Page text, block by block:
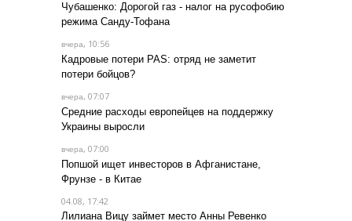
Чубашенко: Дорогой газ - налог на русофобию
режима Санду-Тофана
вчера, 10:56
Кадровые потери PAS: отряд не заметит
потери бойцов?
вчера, 07:07
Средние расходы европейцев на поддержку
Украины выросли
вчера, 07:00
Попшой ищет инвесторов в Афганистане,
Фрунзе - в Китае
04.08, 17:42
Лилиана Вицу займет место Анны Ревенко